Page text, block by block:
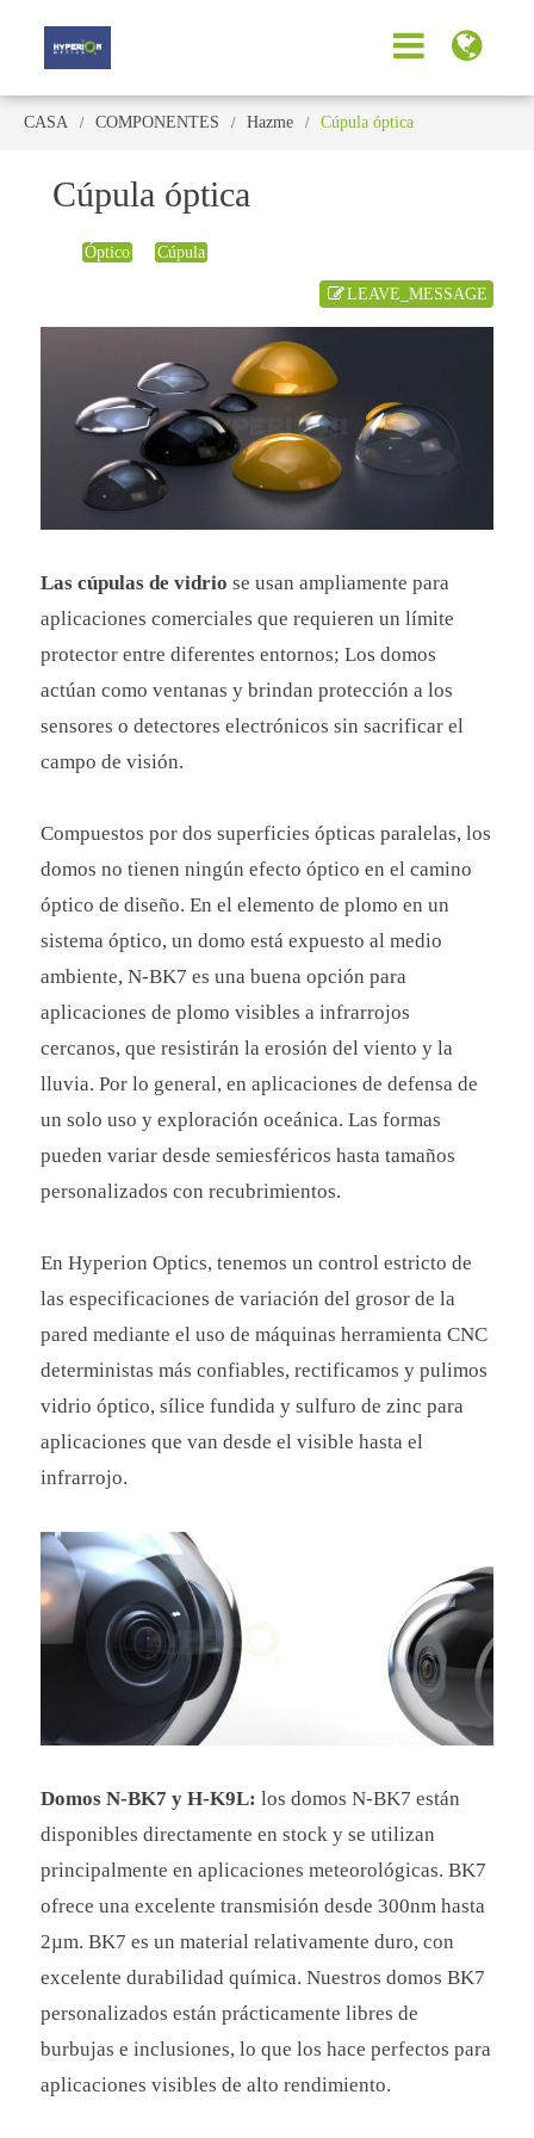
CASA COMPONENTES Hazme Cúpula óptica
Cúpula óptica
Óptico Cúpula
LEAVE_MESSAGE
Las cúpulas de vidrio se usan ampliamente para
aplicaciones comerciales que requieren un límite
protector entre diferentes entornos; Los domos
actúan como ventanas y brindan protección a los
sensores o detectores electrónicos sin sacrificar el
campo de visión.
Compuestos por dos superficies ópticas paralelas, los
domos no tienen ningún efecto óptico en el camino
óptico de diseño. En el elemento de plomo en un
sistema óptico, un domo está expuesto al medio
ambiente, N-BK7 es una buena opción para
aplicaciones de plomo visibles a infrarrojos
cercanos, que resistirán la erosión del viento y la
lluvia. Por lo general, en aplicaciones de defensa de
un solo uso y exploración oceánica. Las formas
pueden variar desde semiesféricos hasta tamaños
personalizados con recubrimientos.
En Hyperion Optics, tenemos un control estricto de
las especificaciones de variación del grosor de la
pared mediante el uso de máquinas herramienta CNC
deterministas más confiables, rectificamos y pulimos
vidrio óptico, sílice fundida y sulfuro de zinc para
aplicaciones que van desde el visible hasta el
infrarrojo.
Domos N-BK7 y H-K9L: los domos N-BK7 están
disponibles directamente en stock y se utilizan
principalmente en aplicaciones meteorológicas. BK7
ofrece una excelente transmisión desde 300nm hasta
2µm. BK7 es un material relativamente duro, con
excelente durabilidad química. Nuestros domos BK7
personalizados están prácticamente libres de
burbujas e inclusiones, lo que los hace perfectos para
aplicaciones visibles de alto rendimiento.